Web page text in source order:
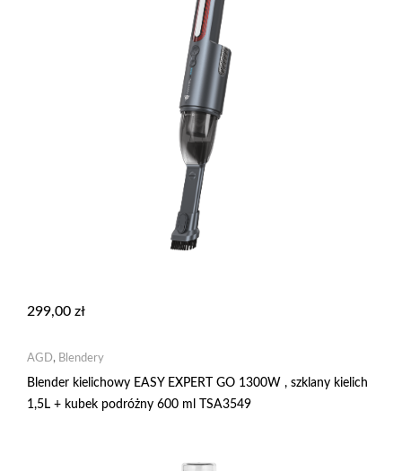
299,00 zł
AGD, Blendery
Blender kielichowy EASY EXPERT GO 1300W , szklany kielich
1,5L + kubek podróżny 600 ml TSA3549